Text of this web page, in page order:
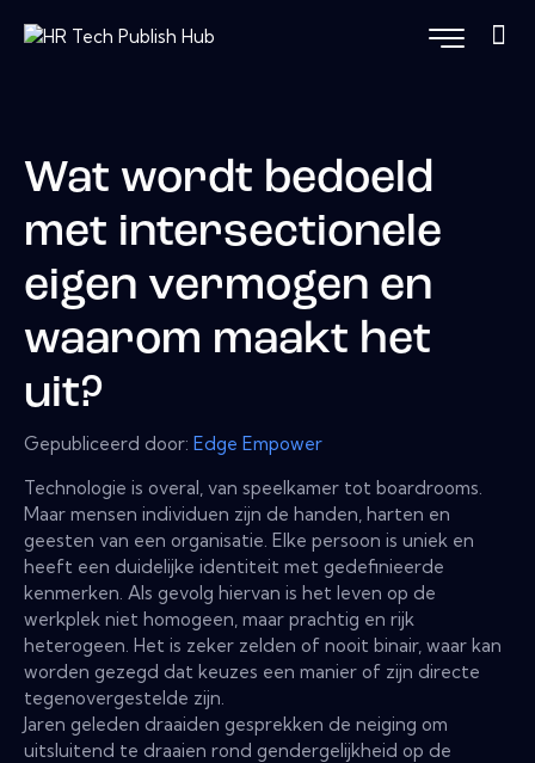
Wat wordt bedoeld
met intersectionele
eigen vermogen en
waarom maakt het
uit?
Gepubliceerd door: Edge Empower
Technologie is overal, van speelkamer tot boardrooms.
Maar mensen individuen zijn de handen, harten en
geesten van een organisatie. Elke persoon is uniek en
heeft een duidelijke identiteit met gedefinieerde
kenmerken. Als gevolg hiervan is het leven op de
werkplek niet homogeen, maar prachtig en rijk
heterogeen. Het is zeker zelden of nooit binair, waar kan
worden gezegd dat keuzes een manier of zijn directe
tegenovergestelde zijn.
Jaren geleden draaiden gesprekken de neiging om
uitsluitend te draaien rond gendergelijkheid op de